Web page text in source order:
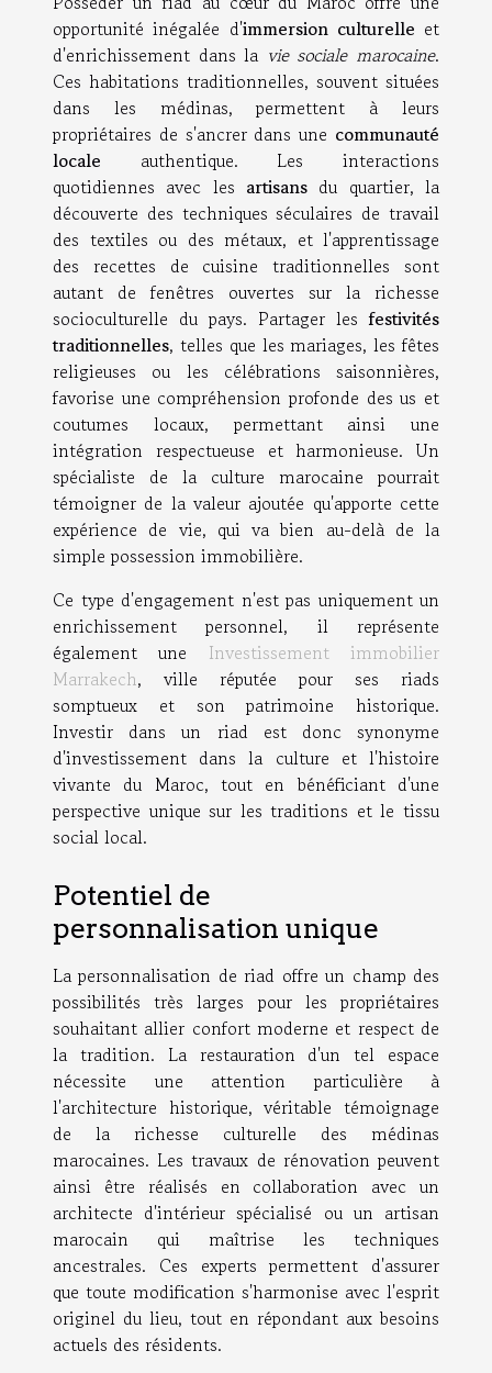
opportunité inégalée d'immersion culturelle et
d'enrichissement dans la vie sociale marocaine.
Ces habitations traditionnelles, souvent situées
dans les médinas, permettent à leurs
propriétaires de s'ancrer dans une communauté
locale authentique. Les interactions
quotidiennes avec les artisans du quartier, la
découverte des techniques séculaires de travail
des textiles ou des métaux, et l'apprentissage
des recettes de cuisine traditionnelles sont
autant de fenêtres ouvertes sur la richesse
socioculturelle du pays. Partager lesfestivités
traditionnelles, telles que les mariages, les fêtes
religieuses ou les célébrations saisonnières,
favorise une compréhension profonde des us et
coutumes locaux, permettant ainsi une
intégration respectueuse et harmonieuse. Un
spécialiste de la culture marocaine pourrait
témoigner de la valeur ajoutée qu'apporte cette
expérience de vie, qui va bien au-delà de la
simple possession immobilière.
Ce type d'engagement n'est pas uniquement un
enrichissement personnel, il représente
également une Investissement immobilier
Marrakech, ville réputée pour ses riads
somptueux et son patrimoine historique.
Investir dans un riad est donc synonyme
d'investissement dans la culture et l'histoire
vivante du Maroc, tout en bénéficiant d'une
perspective unique sur les traditions et le tissu
social local.
Potentiel de
personnalisation unique
La personnalisation de riad offre un champ des
possibilités très larges pour les propriétaires
souhaitant allier confort moderne et respect de
la tradition. La restauration d'un tel espace
nécessite une attention particulière à
l'architecture historique, véritable témoignage
de la richesse culturelle des médinas
marocaines. Les travaux de rénovation peuvent
ainsi être réalisés en collaboration avec un
architecte d'intérieur spécialisé ou un artisan
marocain qui maîtrise les techniques
ancestrales. Ces experts permettent d'assurer
que toute modification s'harmonise avec l'esprit
originel du lieu, tout en répondant aux besoins
actuels des résidents.